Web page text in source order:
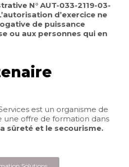
N° AUT-033-2119-03-
d’exercice ne
de puissance
ou aux personnes qui en
est un organisme de
offre de formation dans
sûreté et le secourisme.